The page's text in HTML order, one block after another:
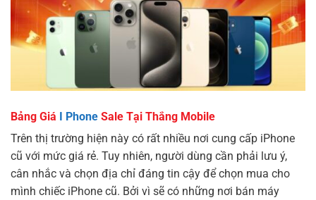
Bảng Giá I Phone Sale Tại Thắng Mobile
Trên thị trường hiện này có rất nhiều nơi cung cấp iPhone
cũ với mức giá rẻ. Tuy nhiên, người dùng cần phải lưu ý,
cân nhắc và chọn địa chỉ đáng tin cậy để chọn mua cho
mình chiếc iPhone cũ. Bởi vì sẽ có những nơi bán máy